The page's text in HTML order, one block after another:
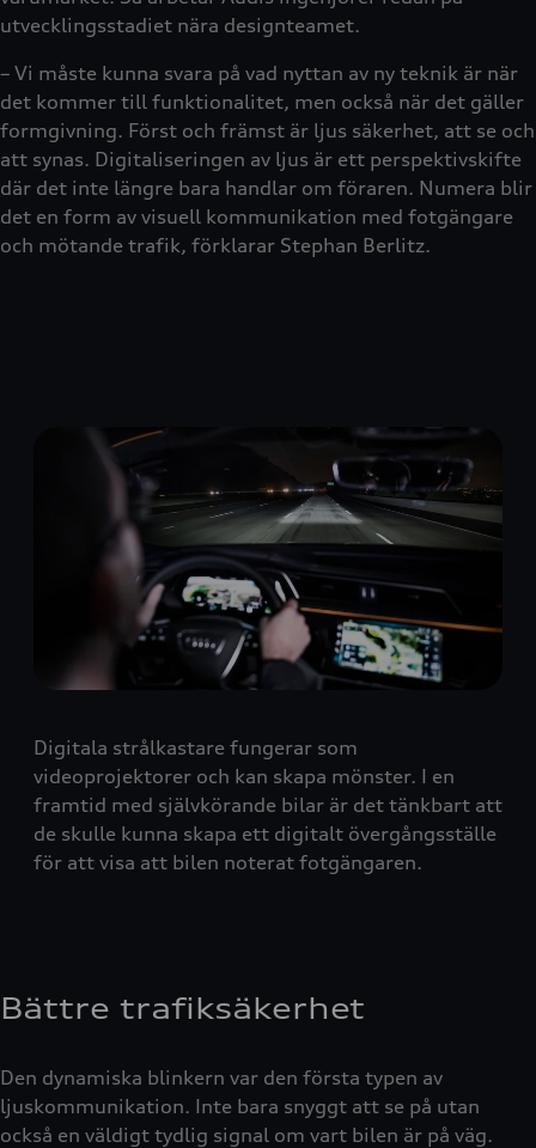
utvecklingsstadiet nära designteamet.
– Vi måste kunna svara på vad nyttan av ny teknik är när
det kommer till funktionalitet, men också när det gäller
formgivning. Först och främst är ljus säkerhet, att se och
att synas. Digitaliseringen av ljus är ett perspektivskifte
där det inte längre bara handlar om föraren. Numera blir
det en form av visuell kommunikation med fotgängare
och mötande trafik, förklarar Stephan Berlitz.
Digitala strålkastare fungerar som
videoprojektorer och kan skapa mönster. I en
framtid med självkörande bilar är det tänkbart att
de skulle kunna skapa ett digitalt övergångsställe
för att visa att bilen noterat fotgängaren.
Bättre trafiksäkerhet
Den dynamiska blinkern var den första typen av
ljuskommunikation. Inte bara snyggt att se på utan
också en väldigt tydlig signal om vart bilen är på väg.